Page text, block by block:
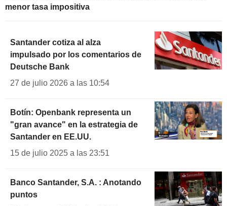
menor tasa impositiva
Santander cotiza al alza
impulsado por los comentarios de
Deutsche Bank
27 de julio 2026 a las 10:54
Botín: Openbank representa un
"gran avance" en la estrategia de
Santander en EE.UU.
15 de julio 2025 a las 23:51
Banco Santander, S.A. : Anotando
puntos